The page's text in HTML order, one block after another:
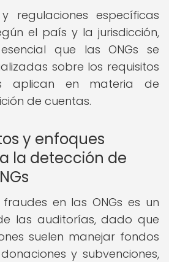
regulaciones específicas
el país y la jurisdicción,
que las ONGs se
sobre los requisitos
aplican en materia de
de cuentas.
y enfoques
la detección de
en las ONGs es un
las auditorías, dado que
suelen manejar fondos
y subvenciones,